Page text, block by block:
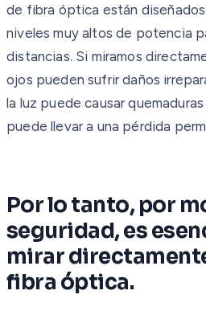
de fibra óptica están
niveles muy altos de potencia
distancias. Si miramos
ojos pueden sufrir daños
la luz puede causar
puede llevar a una pérdida
Por lo tanto, por
seguridad, es
mirar
fibra óptica.